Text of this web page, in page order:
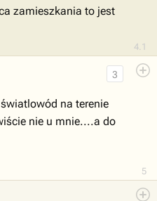
4.1
zamieszkania to jest
5
3
na terenie
nie u mnie....a do